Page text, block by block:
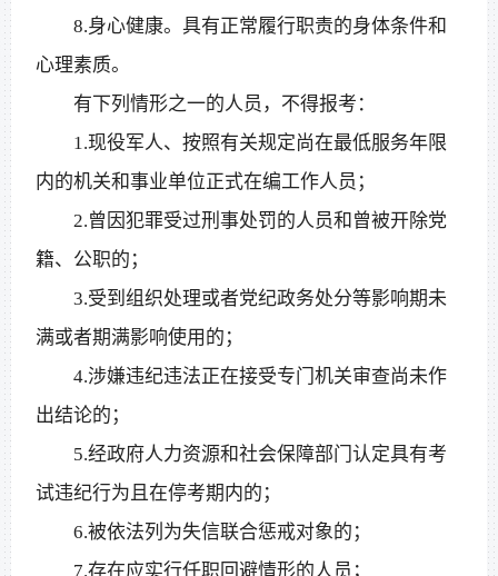
8.身心健康。具有正常履行职责的身体条件和
心理素质。
有下列情形之一的人员，不得报考：
1.现役军人、按照有关规定尚在最低服务年限
内的机关和事业单位正式在编工作人员；
2.曾因犯罪受过刑事处罚的人员和曾被开除党
籍、公职的；
3.受到组织处理或者党纪政务处分等影响期未
满或者期满影响使用的；
4.涉嫌违纪违法正在接受专门机关审查尚未作
出结论的；
5.经政府人力资源和社会保障部门认定具有考
试违纪行为且在停考期内的；
6.被依法列为失信联合惩戒对象的；
7.存在应实行任职回避情形的人员；